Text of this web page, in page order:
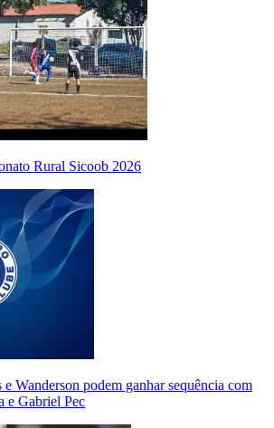
Rural Sicoob 2026
Wanderson podem ganhar sequência com
e Gabriel Pec